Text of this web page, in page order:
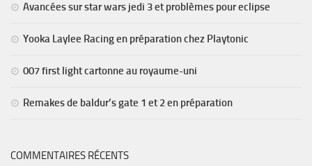
Avancées sur star wars jedi 3 et problèmes pour eclipse
Yooka Laylee Racing en préparation chez Playtonic
007 first light cartonne au royaume-uni
Remakes de baldur’s gate 1 et 2 en préparation
COMMENTAIRES RÉCENTS